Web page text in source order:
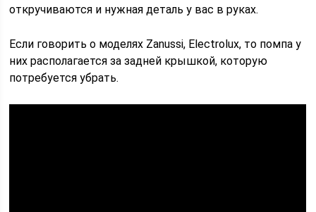
откручиваются и нужная деталь у вас в руках.
Если говорить о моделях Zanussi, Electrolux, то помпа у
них располагается за задней крышкой, которую
потребуется убрать.